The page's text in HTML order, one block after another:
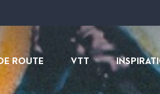
ROUTE VTT